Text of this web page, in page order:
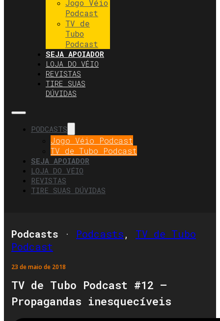
Jogo Véio
Podcast
TV de
Tubo
Podcast
SEJA APOIADOR
LOJA DO VÉIO
REVISTAS
TIRE SUAS
DÚVIDAS
PODCASTS
Jogo Véio Podcast
TV de Tubo Podcast
SEJA APOIADOR
LOJA DO VÉIO
REVISTAS
TIRE SUAS DÚVIDAS
Podcasts · Podcasts, TV de Tubo
Podcast
23 de maio de 2018
TV de Tubo Podcast #12 –
Propagandas inesquecíveis